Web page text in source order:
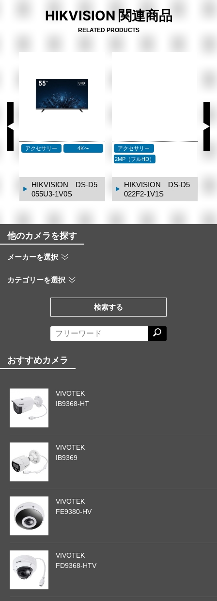
HIKVISION 関連商品
RELATED PRODUCTS
アクセサリー 4K〜
HIKVISION DS-D5
055U3-1V0S
アクセサリー
2MP（フルHD）
HIKVISION DS-D5
022F2-1V1S
他のカメラを探す
メーカーを選択
カテゴリーを選択
検索する
おすすめカメラ
VIVOTEK
IB9368-HT
VIVOTEK
IB9369
VIVOTEK
FE9380-HV
VIVOTEK
FD9368-HTV